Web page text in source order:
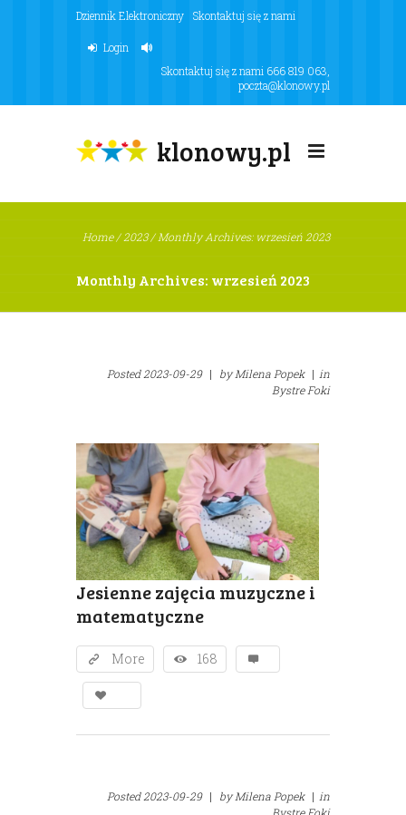
Dziennik Elektroniczny Skontaktuj się z nami
Login
Skontaktuj się z nami 666 819 063
poczta@klonowy.pl
klonowy.pl
Home/2023/Monthly Archives: wrzesień 2023
Monthly Archives: wrzesień 2023
Posted2023-09-29 | byMilena Popek | in
Bystre Foki
Jesienne zajęcia muzyczne i
matematyczne
More 168
Posted2023-09-29 | byMilena Popek | in